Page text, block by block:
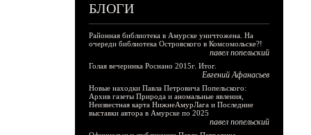
БЛОГИ
Районная библиотека в Амурске уничтожена. На
очереди библиотека Островского в Комсомольске?!
павел попельский
Голая вечеринка Роснано 2015г. Итог.
Евгений Афанасьев
Новые находки Павла Петровича Попельского:
Архив газеты Природа и аномальные явления,
Неизвестная карта НижнеАмурЛага и Последние
выставки автора в Амурске по 2025
павел попельский